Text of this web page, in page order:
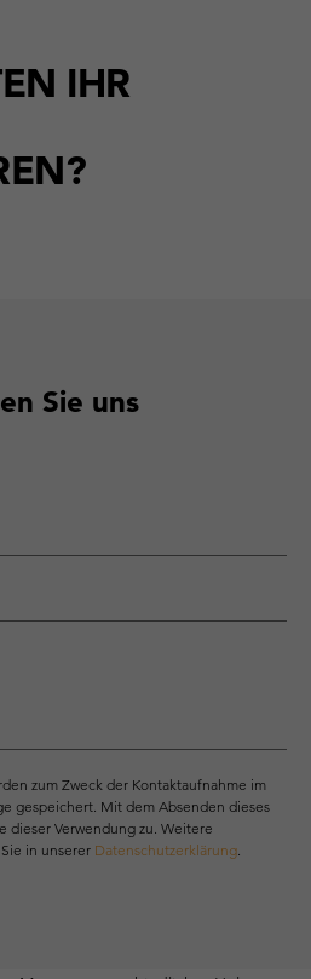
IHR
Sie uns
zum Zweck der Kontaktaufnahme im
gespeichert. Mit dem Absenden dieses
dieser Verwendung zu. Weitere
in unserer Datenschutzerklärung.